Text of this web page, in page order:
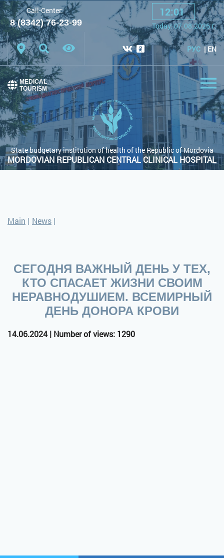
Font: A A A
Color scheme: White scheme Black scheme
Regular site
Call-Center:
8 (8342) 76-23-99
12:01
Today:07.08.2026г.
РУС EN
State budgetary institution of health of the Republic of Mordovia
MORDOVIAN REPUBLICAN CENTRAL CLINICAL HOSPITAL
MEDICAL
TOURISM
Main | News |
СЕГОДНЯ ВАЖНЫЙ ДЕНЬ У ТЕХ,
КТО СПАСАЕТ ЖИЗНИ СВОИМ
НЕРАВНОДУШИЕМ. ВСЕМИРНЫЙ
ДЕНЬ ДОНОРА КРОВИ
14.06.2024 | Number of views: 1290